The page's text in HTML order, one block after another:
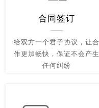
合同签订
给双方一个君子协议，让合
作更加畅快，保证不会产生
任何纠纷